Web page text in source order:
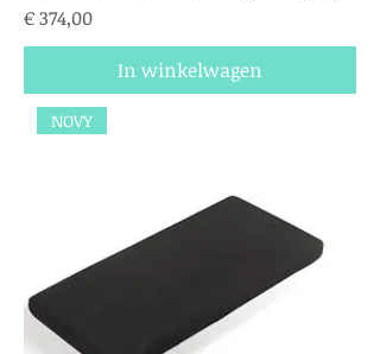
Prijs
€ 374,00
In winkelwagen
NOVY